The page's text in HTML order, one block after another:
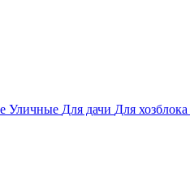
Уличные Для дачи Для хозблока